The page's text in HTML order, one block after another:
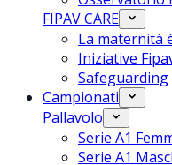
FIPAV CARE
La maternità
Iniziative
Safeguarding
Campionati
Pallavolo
Serie A1
Serie A1